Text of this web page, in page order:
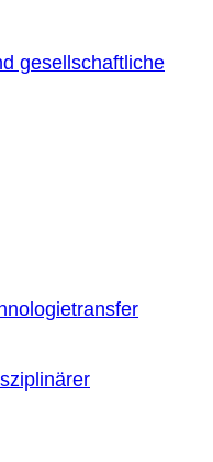
gesellschaftliche